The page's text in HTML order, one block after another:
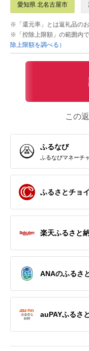
愛知県 北名古屋市
※「還元率」とは返礼品の
※「控除上限額」の範囲内
除上限額を調べる）
この
ふるなび
ふるなびマネーチ
ふるさとチョ
楽天ふるさと
ANAのふるさ
auPAYふるさ